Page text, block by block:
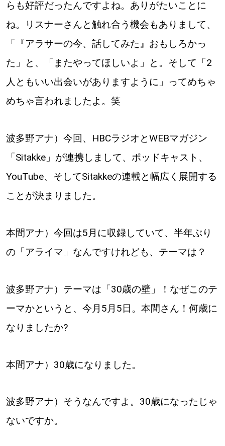
らも好評だったんですよね。ありがたいことに
ね。リスナーさんと触れ合う機会もありまして、
「『アラサーの今、話してみた』おもしろかっ
た」と、「またやってほしいよ」と。そして「2
人ともいい出会いがありますように」ってめちゃ
めちゃ言われましたよ。笑
波多野アナ）今回、HBCラジオとWEBマガジン
「Sitakke」が連携しまして、ポッドキャスト、
YouTube、そしてSitakkeの連載と幅広く展開する
ことが決まりました。
本間アナ）今回は5月に収録していて、半年ぶり
の「アライマ」なんですけれども、テーマは？
波多野アナ）テーマは「30歳の壁」！なぜこのテ
ーマかというと、今月5月5日。本間さん！何歳に
なりましたか?
本間アナ）30歳になりました。
波多野アナ）そうなんですよ。30歳になったじゃ
ないですか。